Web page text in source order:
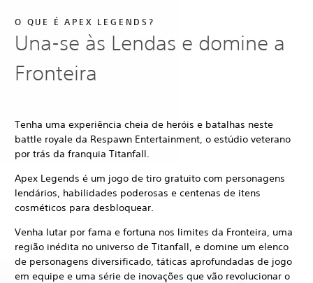
O QUE É APEX LEGENDS?
Una-se às Lendas e domine a
Fronteira
Tenha uma experiência cheia de heróis e batalhas neste
battle royale da Respawn Entertainment, o estúdio veterano
por trás da franquia Titanfall.
Apex Legends é um jogo de tiro gratuito com personagens
lendários, habilidades poderosas e centenas de itens
cosméticos para desbloquear.
Venha lutar por fama e fortuna nos limites da Fronteira, uma
região inédita no universo de Titanfall, e domine um elenco
de personagens diversificado, táticas aprofundadas de jogo
em equipe e uma série de inovações que vão revolucionar o